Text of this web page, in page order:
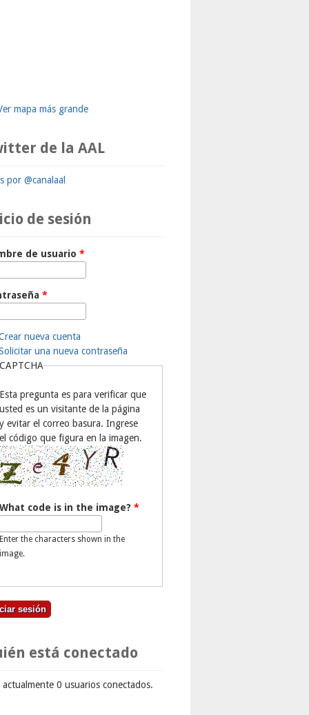
mapa más grande
de la AAL
por @canalaal
de sesión
de usuario *
*
nueva cuenta
una nueva contraseña
Esta pregunta es para verificar que
usted es un visitante de la página
y evitar el correo basura. Ingrese
el código que figura en la imagen.
What code is in the image? *
Enter the characters shown in the
image.
está conectado
actualmente 0 usuarios conectados.